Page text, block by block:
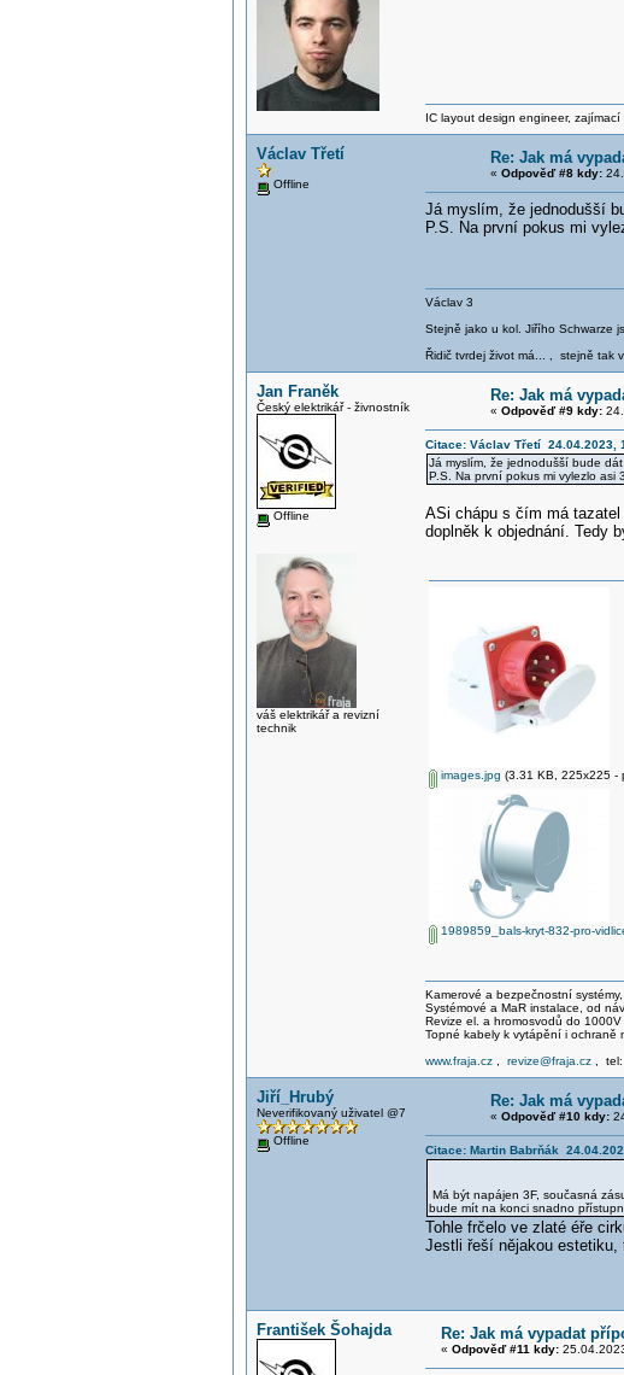
IC layout design engineer,
Václav Třetí
Offline
Re: Jak má
« Odpověď #8 kdy:
Já myslím, že jednodušší
P.S. Na první pokus mi
Václav 3
Stejně jako u kol. Jiřího Schwarze
Řidič tvrdej život má... , stejně tak
Jan Franěk
Český elektrikář - živnostník
Offline
váš elektrikář a revizní
technik
Re: Jak má
« Odpověď #9 kdy:
Citace: Václav Třetí 24.04.2023,
Já myslím, že jednodušší bude
P.S. Na první pokus mi vylezlo asi
ASi chápu s čím má
doplněk k objednání. Tedy
images.jpg (3.31 KB, 225x225 -
1989859_bals-kryt-832-pro-
Kamerové a bezpečnostní
Systémové a MaR instalace, od
Revize el. a hromosvodů do 1000V
Topné kabely k vytápění i ochraně
www.fraja.cz, revize@fraja.cz, tel:
Jiří_Hrubý
Neverifikovaný uživatel @7
Offline
Re: Jak má
« Odpověď #10 kdy:
Citace: Martin Babrňák
Má být napájen 3F, současná
bude mít na konci snadno
Tohle frčelo ve zlaté éře
Jestli řeší nějakou
František Šohajda Re: Jak má vypadat
« Odpověď #11 kdy: